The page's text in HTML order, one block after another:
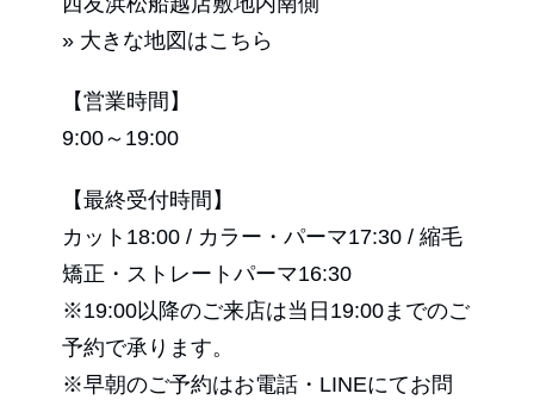
» 大きな地図はこちら
【営業時間】
9:00～19:00
【最終受付時間】
カット18:00 / カラー・パーマ17:30 / 縮毛
矯正・ストレートパーマ16:30
※19:00以降のご来店は当日19:00までのご
予約で承ります。
※早朝のご予約はお電話・LINEにてお問